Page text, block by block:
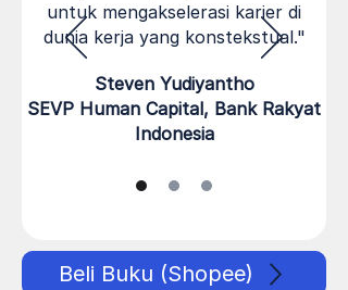
untuk mengakselerasi karier di
dunia kerja yang konstekstual."
Steven Yudiyantho
SEVP Human Capital, Bank Rakyat
Indonesia
Beli Buku (Shopee)